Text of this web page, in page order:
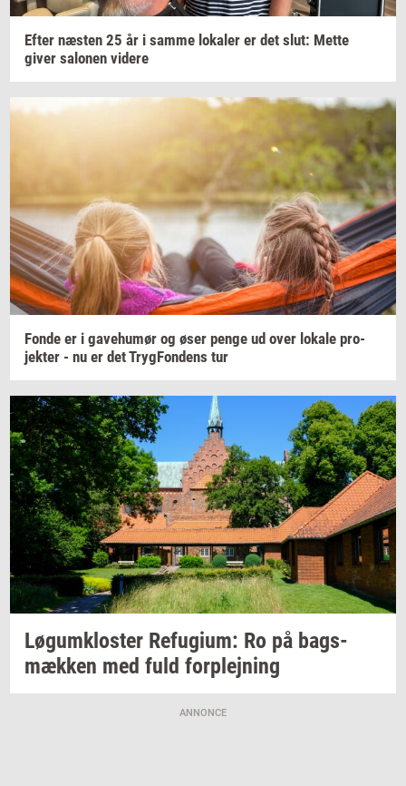
Efter næ­sten 25 år i samme lo­ka­ler er det slut: Mette
giver sa­lo­nen vi­de­re
Fonde er i ga­ve­hu­mør og øser penge ud over lo­ka­le pro­
jek­ter - nu er detTryg­Fon­dens tur
Løgum­klo­ster Re­fu­gi­um: Ro på bags­
mæk­ken med fuld for­plej­ning
ANNONCE